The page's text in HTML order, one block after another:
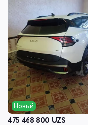
Новый
475 468 800 UZS